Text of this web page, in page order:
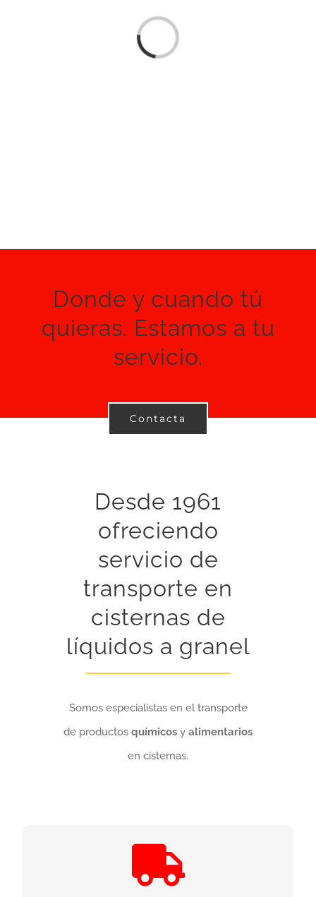
Cargando...
Donde y cuando tú
quieras. Estamos a tu
servicio.
Contacta
Desde 1961
ofreciendo
servicio de
transporte en
cisternas de
líquidos a granel
Somos especialistas en el transporte
de productos químicos y alimentarios
en cisternas.
Transporte por Carretera
Cisternas de acero inoxidable AISI 316 de hasta